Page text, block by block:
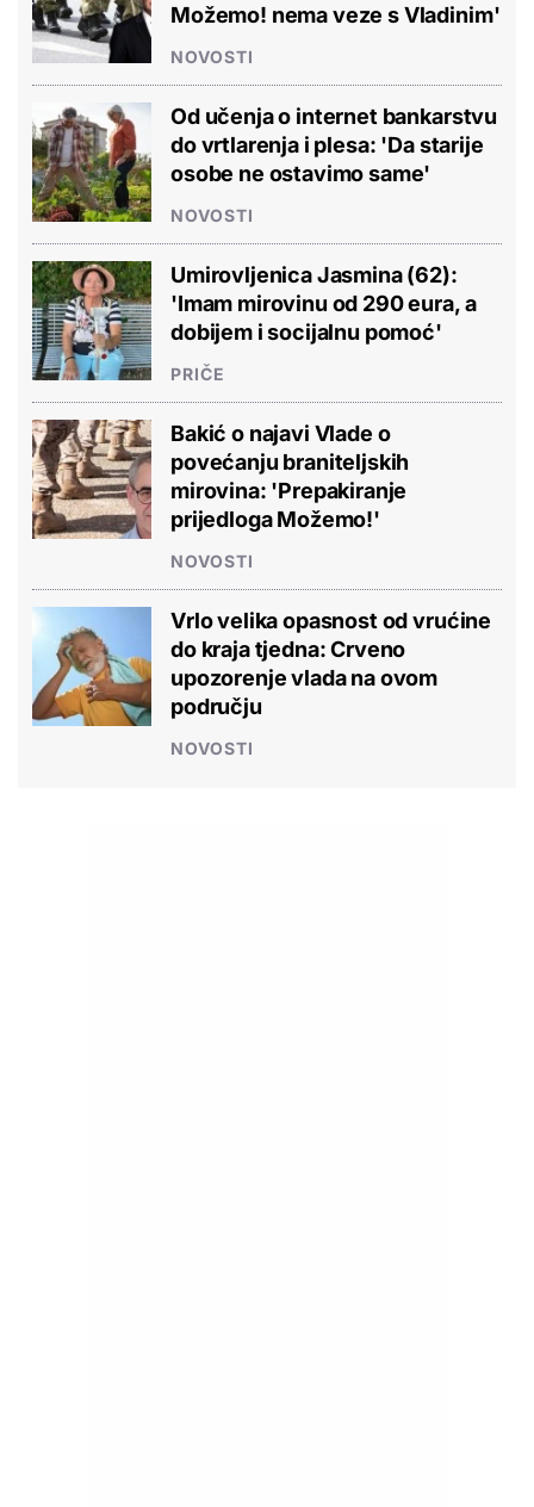
Možemo! nema veze s Vladinim'
NOVOSTI
Od učenja o internet bankarstvu
do vrtlarenja i plesa: 'Da starije
osobe ne ostavimo same'
NOVOSTI
Umirovljenica Jasmina (62):
'Imam mirovinu od 290 eura, a
dobijem i socijalnu pomoć'
PRIČE
Bakić o najavi Vlade o
povećanju braniteljskih
mirovina: 'Prepakiranje
prijedloga Možemo!'
NOVOSTI
Vrlo velika opasnost od vrućine
do kraja tjedna: Crveno
upozorenje vlada na ovom
području
NOVOSTI